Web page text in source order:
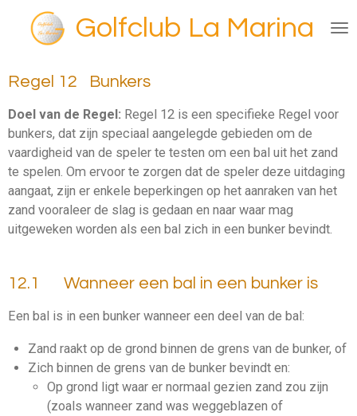
direct
de
hoofdinhoud
Golfclub La Marina
Regel 12 Bunkers
Doel van de Regel: Regel 12 is een specifieke Regel voor
bunkers, dat zijn speciaal aangelegde gebieden om de
vaardigheid van de speler te testen om een bal uit het zand
te spelen. Om ervoor te zorgen dat de speler deze uitdaging
aangaat, zijn er enkele beperkingen op het aanraken van het
zand vooraleer de slag is gedaan en naar waar mag
uitgeweken worden als een bal zich in een bunker bevindt.
12.1 Wanneer een bal in een bunker is
Een bal is in een bunker wanneer een deel van de bal:
Zand raakt op de grond binnen de grens van de bunker, of
Zich binnen de grens van de bunkerbevindt en:
Op grond ligt waar er normaal gezien zand zou zijn
(zoals wanneer zand was weggeblazen of